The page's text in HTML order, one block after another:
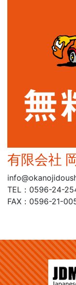
有限会社
TEL：0596-24-
FAX：0596-21-